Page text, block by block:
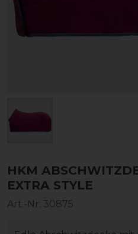
HKM
EXTRA STYLE
Art.-Nr: 30875